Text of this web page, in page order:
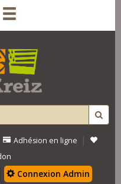
Adhésion en ligne |
Connexion Admin